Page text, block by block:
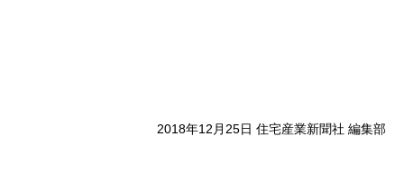
2018年12月25日 住宅産業新聞社 編集部